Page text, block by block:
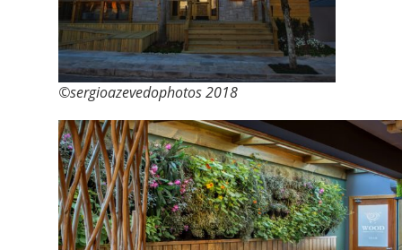
©sergioazevedophotos 2018